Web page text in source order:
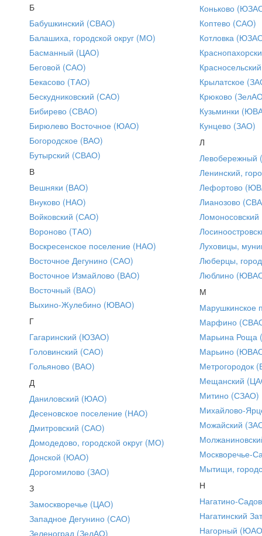
Б
Бабушкинский (СВАО)
Балашиха, городской округ (МО)
Басманный (ЦАО)
Беговой (САО)
Бекасово (ТАО)
Бескудниковский (САО)
Бибирево (СВАО)
Бирюлево Восточное (ЮАО)
Богородское (ВАО)
Бутырский (СВАО)
В
Вешняки (ВАО)
Внуково (НАО)
Войковский (САО)
Вороново (ТАО)
Воскресенское поселение (НАО)
Восточное Дегунино (САО)
Восточное Измайлово (ВАО)
Восточный (ВАО)
Выхино-Жулебино (ЮВАО)
Г
Гагаринский (ЮЗАО)
Головинский (САО)
Гольяново (ВАО)
Д
Даниловский (ЮАО)
Десеновское поселение (НАО)
Дмитровский (САО)
Домодедово, городской округ (МО)
Донской (ЮАО)
Дорогомилово (ЗАО)
З
Замоскворечье (ЦАО)
Западное Дегунино (САО)
Зеленоград (ЗелАО)
Коньково
Коптево (САО)
Котловка
Крылатское
Крюково
Кузьминки
Кунцево (ЗАО)
Л
Ленинский,
Лефортово
Лианозово
Луховицы,
Люберцы,
Люблино
М
Марушкинское
Марфино
Марьина Роща
Марьино
Метрогородок
Мещанский
Митино (СЗАО)
Михайлово-
Можайский
Москворечье-
Мытищи,
Н
Нагатино-
Нагатинский
Нагорный